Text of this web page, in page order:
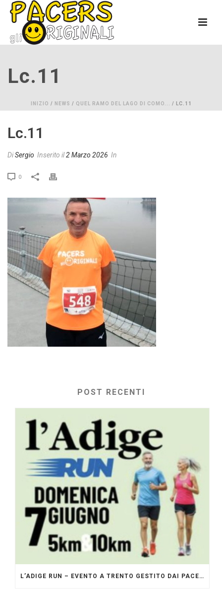
Lc.11
INIZIO / NEWS / QUEL RAMO DEL LAGO DI COMO... / LC.11
Lc.11
DiSergio Inserito il2 Marzo 2026 In
0
POST RECENTI
L’ADIGE RUN – EVENTO A TRENTO GESTITO DAI PACERS GLI ORIGINALI